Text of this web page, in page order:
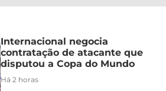
Internacional negocia
contratação de atacante que
disputou a Copa do Mundo
Há 2 horas